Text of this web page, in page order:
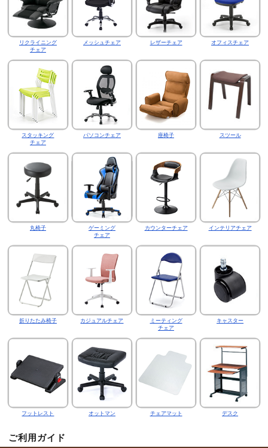
リクライニング
チェア
メッシュチェア レザーチェア オフィスチェア
スタッキング
チェア
パソコンチェア 座椅子 スツール
丸椅子
ゲーミング
チェア
カウンターチェア インテリアチェア
折りたたみ椅子 カジュアルチェア
ミーティング
チェア
キャスター
フットレスト オットマン チェアマット デスク
ご利用ガイド